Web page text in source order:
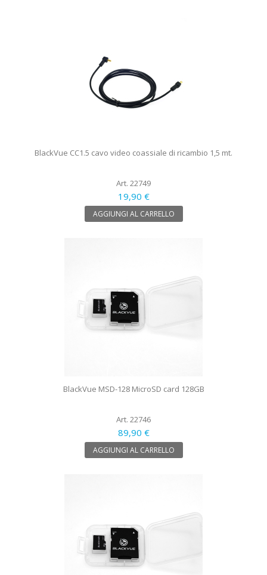
BlackVue CC1.5 cavo video coassiale di ricambio 1,5 mt.
Art. 22749
19,90 €
AGGIUNGI AL CARRELLO
BlackVue MSD-128 MicroSD card 128GB
Art. 22746
89,90 €
AGGIUNGI AL CARRELLO